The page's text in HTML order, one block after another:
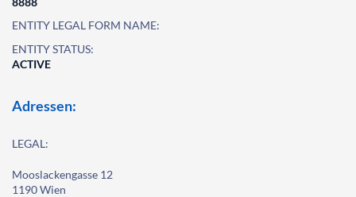
ENTITY LEGAL FORM NAME:
ENTITY STATUS:
ACTIVE
Adressen:
LEGAL:
Mooslackengasse 12
1190 Wien